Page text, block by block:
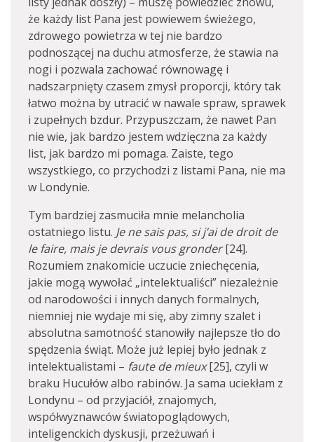
że każdy list Pana jest powiewem świeżego,
zdrowego powietrza w tej nie bardzo
podnoszącej na duchu atmosferze, że stawia na
nogi i pozwala zachować równowagę i
nadszarpnięty czasem zmysł proporcji, który tak
łatwo można by utracić w nawale spraw, sprawek
i zupełnych bzdur. Przypuszczam, że nawet Pan
nie wie, jak bardzo jestem wdzięczna za każdy
list, jak bardzo mi pomaga. Zaiste, tego
wszystkiego, co przychodzi z listami Pana, nie ma
w Londynie.
Tym bardziej zasmuciła mnie melancholia
ostatniego listu. Je ne sais pas, si j’ai de droit de
le faire, mais je devrais vous gronder[24].
Rozumiem znakomicie uczucie zniechęcenia,
jakie mogą wywołać „intelektualiści” niezależnie
od narodowości i innych danych formalnych,
niemniej nie wydaje mi się, aby zimny szalet i
absolutna samotność stanowiły najlepsze tło do
spędzenia świąt. Może już lepiej było jednak z
intelektualistami – faute de mieux[25], czyli w
braku Hucułów albo rabinów. Ja sama uciekłam z
Londynu – od przyjaciół, znajomych,
współwyznawców światopoglądowych,
inteligenckich dyskusji, przeżuwań i